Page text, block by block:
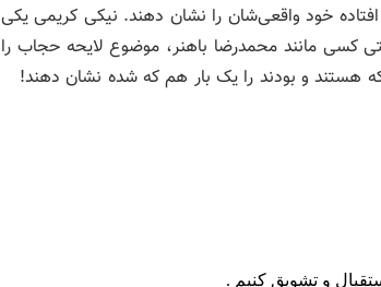
خود واقعی‌شان را نشان دهند. نیکی کریمی یکی
کسی مانند محمدرضا باهنر، موضوع لایحه حجاب را
که هستند و بودند را یک بار هم که شده نشان دهند!